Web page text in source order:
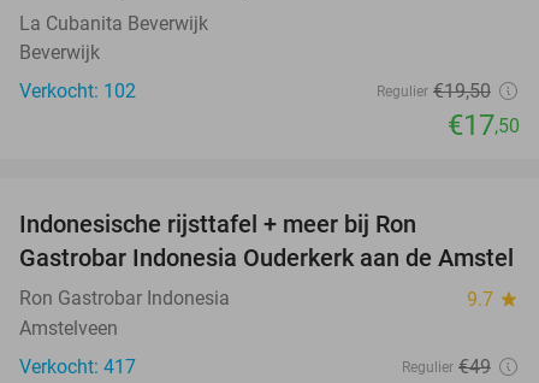
La Cubanita Beverwijk
Beverwijk
Verkocht: 102
Regulier €19,50
€17,50
Indonesische rijsttafel + meer bij Ron
Gastrobar Indonesia Ouderkerk aan de Amstel
Ron Gastrobar Indonesia 9.7 star
Amstelveen
Verkocht: 417
Regulier €49